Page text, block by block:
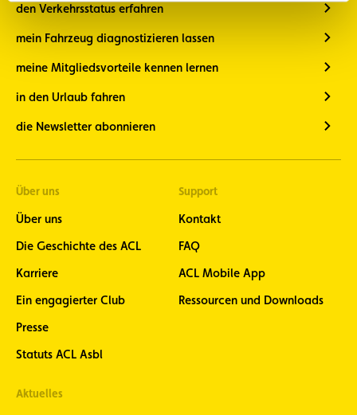
den Verkehrsstatus erfahren
mein Fahrzeug diagnostizieren lassen
meine Mitgliedsvorteile kennen lernen
in den Urlaub fahren
die Newsletter abonnieren
Über uns
Über uns
Die Geschichte des ACL
Karriere
Ein engagierter Club
Presse
Statuts ACL Asbl
Support
Kontakt
FAQ
ACL Mobile App
Ressourcen und Downloads
Aktuelles